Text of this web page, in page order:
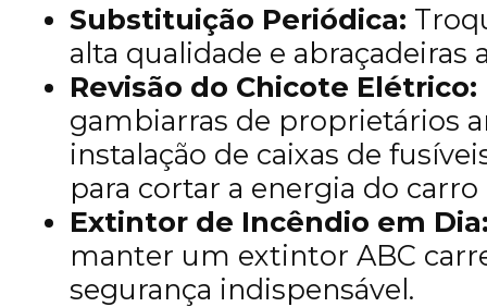
Substituição Periódica:
alta qualidade e abraçadeiras
Revisão do Chicote Elétrico:
gambiarras de proprietários
instalação de caixas de
para cortar a energia do
Extintor de Incêndio em
manter um extintor ABC
segurança indispensável.